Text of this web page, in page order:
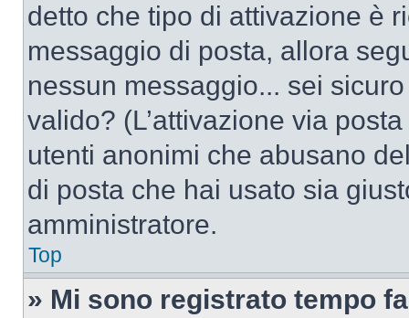
detto che tipo di attivazione è
messaggio di posta, allora
nessun messaggio... sei
valido? (L’attivazione via
utenti anonimi che abusano
di posta che hai usato sia
amministratore.
Top
» Mi sono registrato tempo